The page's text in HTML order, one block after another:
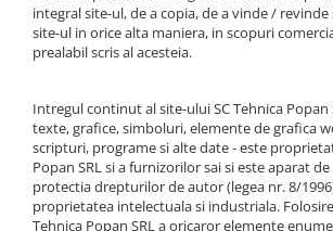
1.5.3. Garnituri
1.5.5. Pistoane & camasi piston
1.5.6. Răcire
integral site-ul, de a copia, de a vinde /
site-ul in orice alta maniera, in scopuri
prealabil scris al acesteia.
Intregul continut al site-ului SC Tehnica Popan
texte, grafice, simboluri, elemente de grafica
scripturi, programe si alte date - este
Popan SRL si a furnizorilor sai si este aparat
protectia drepturilor de autor (legea nr. 8/
proprietatea intelectuala si industriala.
Tehnica Popan SRL a oricaror elemente